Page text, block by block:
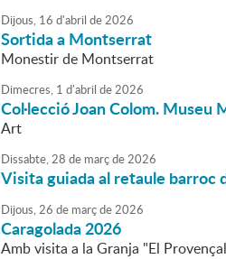
Dijous, 16 d'abril de2026
Sortida a Montserrat
Monestir de Montserrat
Dimecres, 1 d'abril de2026
Col·lecció Joan Colom. Museu
Art
Dissabte,28 de marçde2026
Visita guiada al retaule barroc
Dijous,26 de marçde2026
Caragolada 2026
Amb visita a la Granja "El